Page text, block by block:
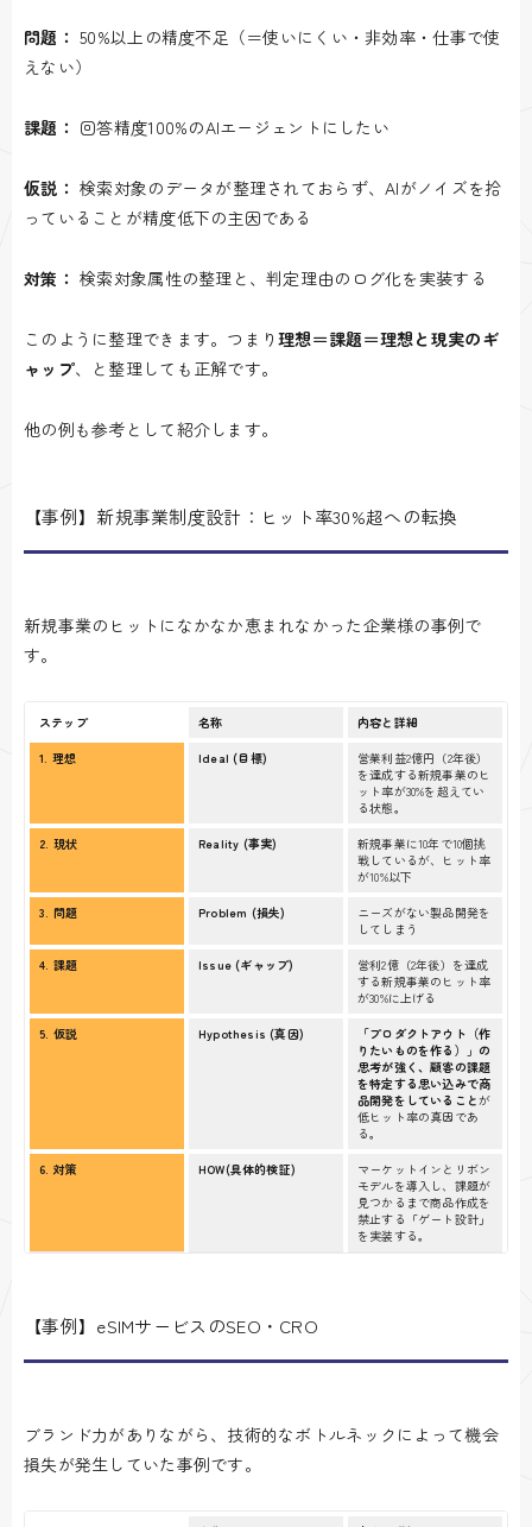
問題： 50%以上の精度不足（＝使いにくい・非効率・仕事で使
えない）
課題： 回答精度100%のAIエージェントにしたい
仮説： 検索対象のデータが整理されておらず、AIがノイズを拾
っていることが精度低下の主因である
対策： 検索対象属性の整理と、判定理由のログ化を実装する
このように整理できます。つまり理想＝課題＝理想と現実のギ
ャップ、と整理しても正解です。
他の例も参考として紹介します。
【事例】新規事業制度設計：ヒット率30%超への転換
新規事業のヒットになかなか恵まれなかった企業様の事例で
す。
ステップ 名称
内容と詳細
1. 理想
Ideal (目標)
営業利益2億円（2年後）
を達成する新規事業のヒ
ット率が30%を超えてい
る状態。
2. 現状
Reality (事実)
新規事業に10年で10個挑
戦しているが、ヒット率
が10%以下
3. 問題
Problem (損失)
ニーズがない製品開発を
してしまう
4. 課題
Issue (ギャップ)
営利2億（2年後）を達成
する新規事業のヒット率
が30%に上げる
5. 仮説
Hypothesis (真因)
「プロダクトアウト（作
りたいものを作る）」の
思考が強く、顧客の課題
を特定する思い込みで商
品開発をしていること が
低ヒット率の真因であ
る。
6. 対策
HOW(具体的検証)
マーケットインとリボン
モデルを導入し、課題が
見つかるまで商品作成を
禁止する「ゲート設計」
を実装する。
【事例】eSIMサービスのSEO・CRO
ブランド力がありながら、技術的なボトルネックによって機会
損失が発生していた事例です。